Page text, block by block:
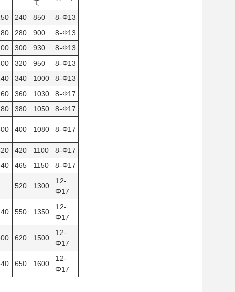
て
240 850
8-Φ13
280 900
8-Φ13
300 930
8-Φ13
320 950
8-Φ13
340 1000
8-Φ13
360 1030
8-Φ17
380 1050 8-Φ17
400 1080 8-Φ17
420 1100
8-Φ17
465 1150 8-Φ17
520 1300
12-
Φ17
550 1350
12-
Φ17
620 1500
12-
Φ17
650 1600
12-
Φ17